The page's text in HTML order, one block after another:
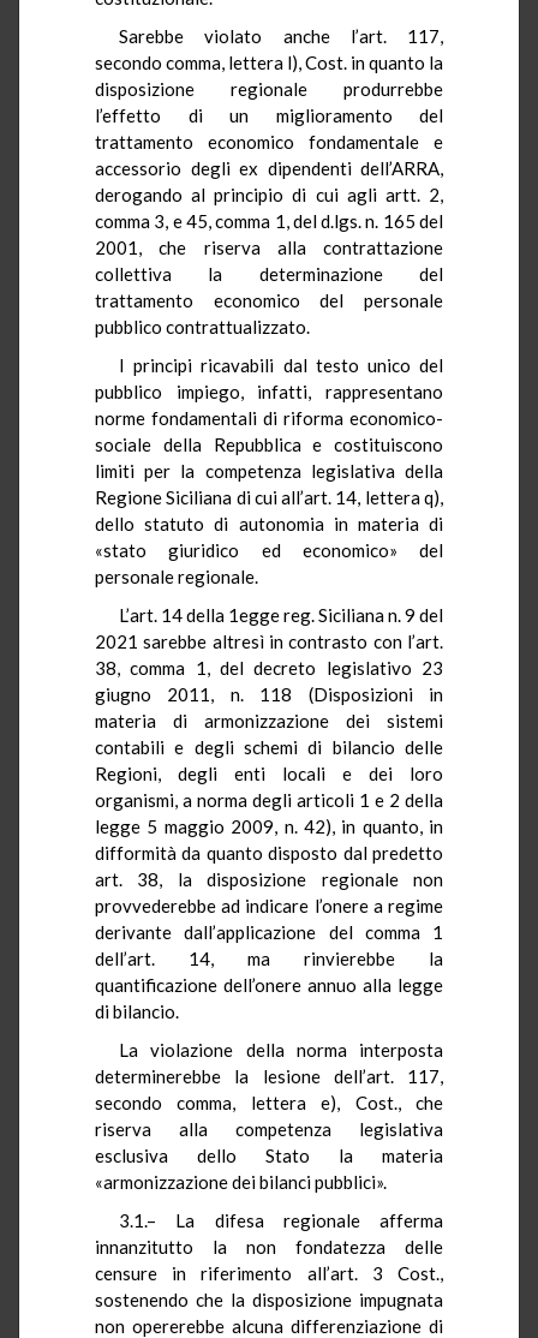
Sarebbe violato anche l’art. 117,
secondo comma, lettera l), Cost. in quanto la
disposizione regionale produrrebbe
l’effetto di un miglioramento del
trattamento economico fondamentale e
accessorio degli ex dipendenti dell’ARRA,
derogando al principio di cui agli artt. 2,
comma 3, e 45, comma 1, del d.lgs. n. 165 del
2001, che riserva alla contrattazione
collettiva la determinazione del
trattamento economico del personale
pubblico contrattualizzato.
I principi ricavabili dal testo unico del
pubblico impiego, infatti, rappresentano
norme fondamentali di riforma economico-
sociale della Repubblica e costituiscono
limiti per la competenza legislativa della
Regione Siciliana di cui all’art. 14, lettera q),
dello statuto di autonomia in materia di
«stato giuridico ed economico» del
personale regionale.
L’art. 14 della 1egge reg. Siciliana n. 9 del
2021 sarebbe altresì in contrasto con l’art.
38, comma 1, del decreto legislativo 23
giugno 2011, n. 118 (Disposizioni in
materia di armonizzazione dei sistemi
contabili e degli schemi di bilancio delle
Regioni, degli enti locali e dei loro
organismi, a norma degli articoli 1 e 2 della
legge 5 maggio 2009, n. 42), in quanto, in
difformità da quanto disposto dal predetto
art. 38, la disposizione regionale non
provvederebbe ad indicare l’onere a regime
derivante dall’applicazione del comma 1
dell’art. 14, ma rinvierebbe la
quantificazione dell’onere annuo alla legge
di bilancio.
La violazione della norma interposta
determinerebbe la lesione dell’art. 117,
secondo comma, lettera e), Cost., che
riserva alla competenza legislativa
esclusiva dello Stato la materia
«armonizzazione dei bilanci pubblici».
3.1.– La difesa regionale afferma
innanzitutto la non fondatezza delle
censure in riferimento all’art. 3 Cost.,
sostenendo che la disposizione impugnata
non opererebbe alcuna differenziazione di